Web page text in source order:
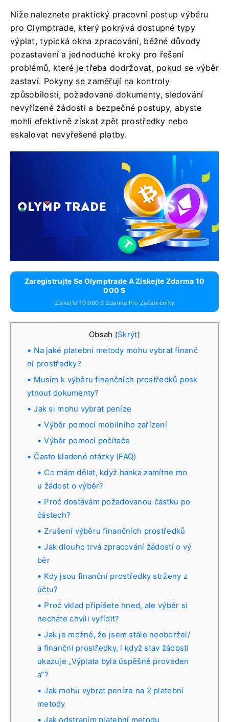
Níže naleznete praktický pracovní postup výběru
pro Olymptrade, který pokrývá dostupné typy
výplat, typická okna zpracování, běžné důvody
pozastavení a jednoduché kroky pro řešení
problémů, které je třeba dodržovat, pokud se výběr
zastaví. Pokyny se zaměřují na kontroly
způsobilosti, požadované dokumenty, sledování
nevyřízené žádosti a bezpečné postupy, abyste
mohli efektivně získat zpět prostředky nebo
eskalovat nevyřešené platby.
Zaregistrujte Se Olymptrade A Získejte Zdarma 10
000 $
Získejte 10 000 $ Zdarma Pro Začátečníky
Obsah [Skrýt]
Na jaké platební metody mohu vybrat finanč
ní prostředky?
Musím k výběru finančních prostředků posk
ytnout dokumenty?
Jak si mohu vybrat peníze
Výběr pomocí mobilního zařízení
Výběr pomocí počítače
Často kladené otázky (FAQ)
Co mám dělat, když banka zamítne mo
u žádost o výběr?
Proč dostávám požadovanou částku po
částech?
Zrušení výběru finančních prostředků
Jak dlouho trvá zpracování žádostí o vý
běr
Kdy jsou finanční prostředky strženy z
účtu?
Proč vklad připíšete hned, ale výběr si
necháte chvíli vyřídit?
Jak je možné, že jsem stále neobdržel/
a finanční prostředky, i když stav žádosti
ukazuje „Výplata byla úspěšně proveden
a“?
Jak mohu vybrat peníze na 2 platební
metody
Jak odstraním platební metodu